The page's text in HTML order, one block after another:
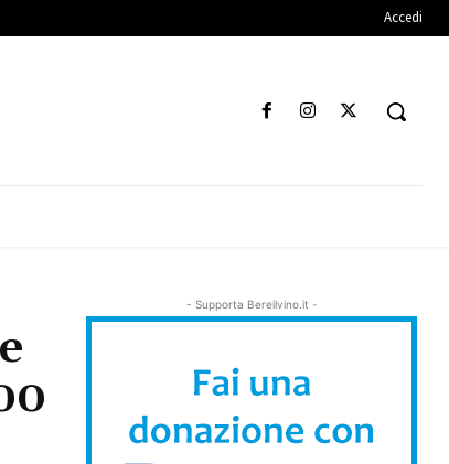
Accedi
- Supporta Bereilvino.it -